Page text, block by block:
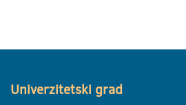
Univerzitetski grad